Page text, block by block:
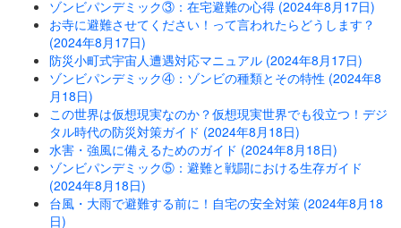
ゾンビパンデミック③：在宅避難の心得 (2024年8月17日)
お寺に避難させてください！って言われたらどうします？
(2024年8月17日)
防災小町式宇宙人遭遇対応マニュアル (2024年8月17日)
ゾンビパンデミック④：ゾンビの種類とその特性 (2024年8
月18日)
この世界は仮想現実なのか？仮想現実世界でも役立つ！デジ
タル時代の防災対策ガイド (2024年8月18日)
水害・強風に備えるためのガイド (2024年8月18日)
ゾンビパンデミック⑤：避難と戦闘における生存ガイド
(2024年8月18日)
台風・大雨で避難する前に！自宅の安全対策 (2024年8月18
日)